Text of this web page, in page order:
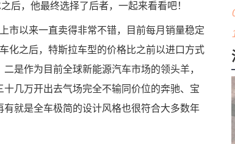
后，他最终选择了后者，一起来看看吧！
市以来一直卖得非常不错，目前每月销量稳定
化之后，特斯拉车型的价格比之前以进口方式
是作为目前全球新能源汽车市场的领头羊，
几万开出去气场完全不输同价位的奔驰、宝
就是全车极简的设计风格也很符合大多数年